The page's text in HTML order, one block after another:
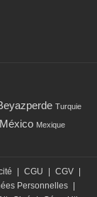
Turquie
Mexique
| CGU | CGV |
Personnelles |